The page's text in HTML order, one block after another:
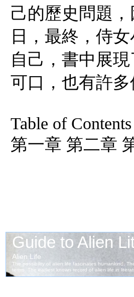
己的歷史問題
日，最終，侍
自己，書中展
可口，也有許
Table of Contents
第一章 第二章